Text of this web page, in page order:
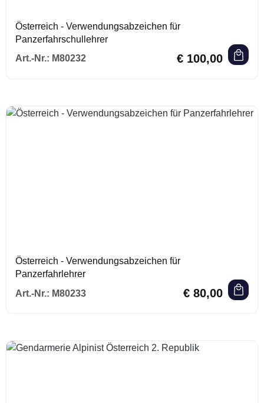
Österreich - Verwendungsabzeichen für
Panzerfahrschullehrer
Art.-Nr.: M80232 € 100,00
Österreich - Verwendungsabzeichen für
Panzerfahrlehrer
Art.-Nr.: M80233
Regulärer Preis:
€ 80,00